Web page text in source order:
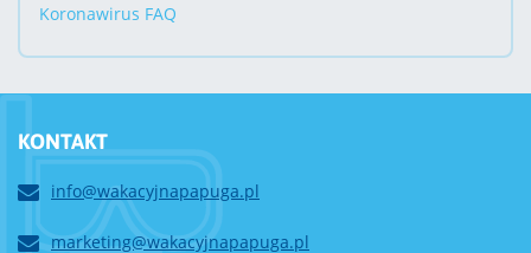
Koronawirus FAQ
KONTAKT
info@wakacyjnapapuga.pl
marketing@wakacyjnapapuga.pl